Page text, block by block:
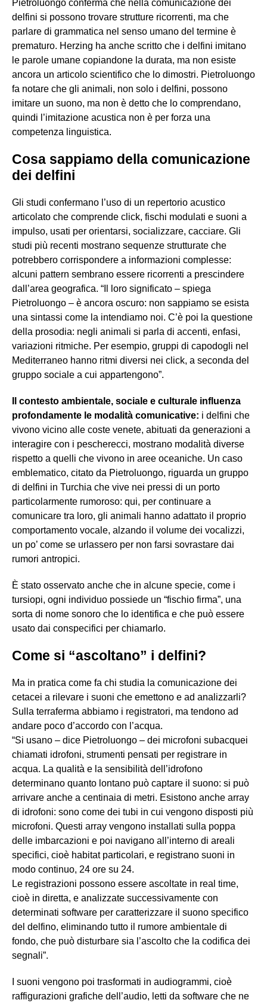
Pietroluongo conferma che nella comunicazione dei
delfini si possono trovare strutture ricorrenti, ma che
parlare di grammatica nel senso umano del termine è
prematuro. Herzing ha anche scritto che i delfini imitano
le parole umane copiandone la durata, ma non esiste
ancora un articolo scientifico che lo dimostri. Pietroluongo
fa notare che gli animali, non solo i delfini, possono
imitare un suono, ma non è detto che lo comprendano,
quindi l’imitazione acustica non è per forza una
competenza linguistica.
Cosa sappiamo della comunicazione
dei delfini
Gli studi confermano l’uso di un repertorio acustico
articolato che comprende click, fischi modulati e suoni a
impulso, usati per orientarsi, socializzare, cacciare. Gli
studi più recenti mostrano sequenze strutturate che
potrebbero corrispondere a informazioni complesse:
alcuni pattern sembrano essere ricorrenti a prescindere
dall’area geografica. “Il loro significato – spiega
Pietroluongo – è ancora oscuro: non sappiamo se esista
una sintassi come la intendiamo noi. C’è poi la questione
della prosodia: negli animali si parla di accenti, enfasi,
variazioni ritmiche. Per esempio, gruppi di capodogli nel
Mediterraneo hanno ritmi diversi nei click, a seconda del
gruppo sociale a cui appartengono”.
Il contesto ambientale, sociale e culturale influenza
profondamente le modalità comunicative: i delfini che
vivono vicino alle coste venete, abituati da generazioni a
interagire con i pescherecci, mostrano modalità diverse
rispetto a quelli che vivono in aree oceaniche. Un caso
emblematico, citato da Pietroluongo, riguarda un gruppo
di delfini in Turchia che vive nei pressi di un porto
particolarmente rumoroso: qui, per continuare a
comunicare tra loro, gli animali hanno adattato il proprio
comportamento vocale, alzando il volume dei vocalizzi,
un po’ come se urlassero per non farsi sovrastare dai
rumori antropici.
È stato osservato anche che in alcune specie, come i
tursiopi, ogni individuo possiede un “fischio firma”, una
sorta di nome sonoro che lo identifica e che può essere
usato dai conspecifici per chiamarlo.
Come si “ascoltano” i delfini?
Ma in pratica come fa chi studia la comunicazione dei
cetacei a rilevare i suoni che emettono e ad analizzarli?
Sulla terraferma abbiamo i registratori, ma tendono ad
andare poco d’accordo con l’acqua.
“Si usano – dice Pietroluongo – dei microfoni subacquei
chiamati idrofoni, strumenti pensati per registrare in
acqua. La qualità e la sensibilità dell’idrofono
determinano quanto lontano può captare il suono: si può
arrivare anche a centinaia di metri. Esistono anche array
di idrofoni: sono come dei tubi in cui vengono disposti più
microfoni. Questi array vengono installati sulla poppa
delle imbarcazioni e poi navigano all’interno di areali
specifici, cioè habitat particolari, e registrano suoni in
modo continuo, 24 ore su 24.
Le registrazioni possono essere ascoltate in real time,
cioè in diretta, e analizzate successivamente con
determinati software per caratterizzare il suono specifico
del delfino, eliminando tutto il rumore ambientale di
fondo, che può disturbare sia l’ascolto che la codifica dei
segnali”.
I suoni vengono poi trasformati in audiogrammi, cioè
raffigurazioni grafiche dell’audio, letti da software che ne